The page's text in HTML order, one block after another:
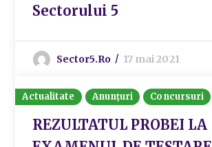
Sectorului 5
Sector5.ro 17 mai 2021
Actualitate Anunțuri Concursuri
REZULTATUL PROBEI LA